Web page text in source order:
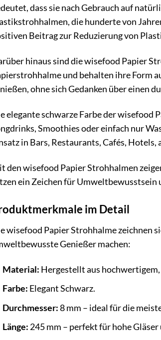
dass sie nach Gebrauch auf
die hunderte von
Beitrag zur Reduzierung von
hinaus sind die wisefood Papier
und behalten ihre Form
ohne sich Gedanken über einen
elegante schwarze Farbe der wisefood
Smoothies oder einfach nur
in Bars, Restaurants, Cafés,
den wisefood Papier Strohhalmen
ein Zeichen für Umweltbewusstsein
im Detail
wisefood Papier Strohhalme zeichnen
Genießer machen:
Material: Hergestellt aus
Farbe: Elegant Schwarz.
Durchmesser:8 mm – ideal für die
Länge: 245 mm – perfekt für hohe